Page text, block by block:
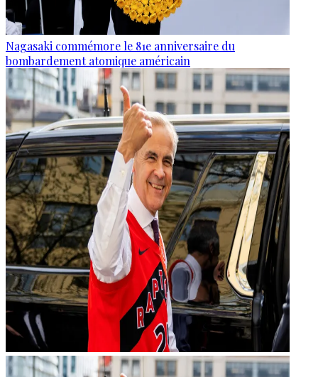
Nagasaki commémore le 81e anniversaire du
bombardement atomique américain